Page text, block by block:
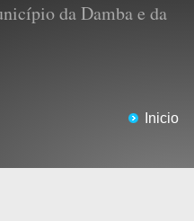
da Damba e da
Inicio